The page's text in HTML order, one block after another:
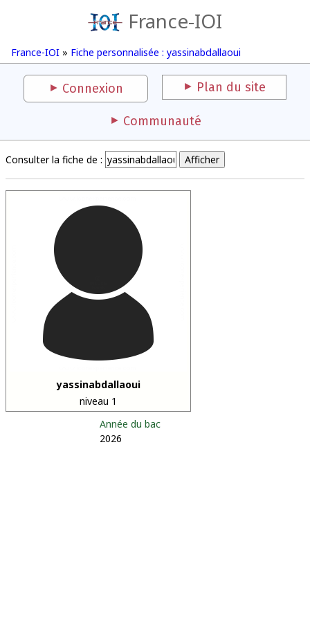
France-IOI
France-IOI » Fiche personnalisée : yassinabdallaoui
Connexion Plan du site
Communauté
Consulter la fiche de :
yassinabdallaoui
niveau 1
Année du bac
2026